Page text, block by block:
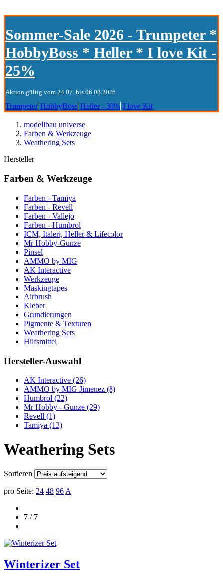
Sommer-Sale 2026 - Trumpeter *
HobbyBoss * Heller * I love Kit -
25%
Aktion gültig vom 24.07. bis 06.08.2026
Trumpeter HobbyBoss Heller - 30% I love Kit
modellbau universe
Farben & Werkzeuge
Weathering Sets
Hersteller
Farben & Werkzeuge
Farben - Tamiya
Farben - Revell
Farben - Vallejo
Farben - Humbrol
ICM, Italeri, Heller & Lifecolor
Mr Hobby-Gunze
Pinsel
AMMO by MIG
AK Interactive
Werkzeuge
Maskingtapes
Airbrush
Kleber
Grundierungen
Pigmente & Texturen
Weathering Sets
Hilfsmittel
Hersteller-Auswahl
AK Interactive (26)
AMMO by MIG Jimenez (8)
Humbrol (22)
Mr Hobby - Gunze (29)
Revell (1)
Tamiya (13)
Weathering Sets
Sortieren
pro Seite: 24 48 96 A
7 / 7
Winterizer Set